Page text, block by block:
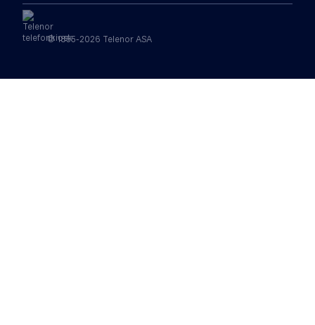
© 1855-2026 Telenor ASA